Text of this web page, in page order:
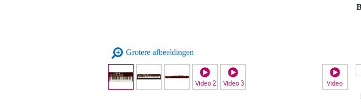
Grotere afbeeldingen
Video
Video 2 Video 3